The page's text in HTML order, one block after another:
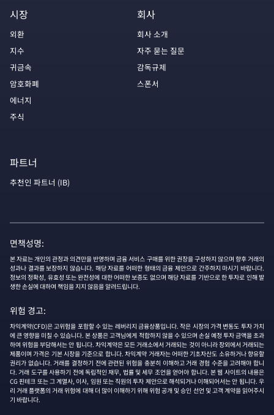
시장
외환
지수
귀금속
암호화폐
에너지
주식
회사
회사 소개
자주 묻는 질문
감독규제
스폰서
파트너
추천인 파트너 (IB)
면책성명:
본 자료는 개인의 관정과 의견만을 반영하며 금융 서비스 구매를 위한 권장을 구성하지 않으며 향후 거래의
성과나 결과를 보장하지 않습니다. 해당 자료를 어떠한 형태의 금융 제안으로 간주하지 마시기 바랍니다.
정보의 정확성, 유효성 또는 완전성에 대한 어떠한 보증도 없으며 해당 자료를 기반으로 한 투자로 인해 발
생한 손실에 대하여 책임을 지지 않음을 알려드립니다.
위험 경고:
차익계약(CFD)은 고위험을 포함할 수 있는 레버리지 금융상품입니다. 작은 시장의 가격 변동도 투자 가치
에 큰 영향을 미칠 수 있습니다. 본 상품은 고객님에게 적합하지 않을 수 있으며 손실 예정 투자 금액을 초과
하여 위험을 부담해서는 안 됩니다. 차익계약은 모든 거래소에서 거래되는 것이 아니라 장외에서 거래되는
제품이며 가격은 기본 시장을 기준으로 합니다. 차익계약 거래자는 어떠한 기초자산도 소유하거나 향유할
권리가 없습니다. 거래를 결정하기 전에 관련된 위험을 충분히 이해하고 거래 경험 수준을 고려해야 합니
다. 거래 도구를 사용하기 전에 독립적인 재무, 법률 및 세무 조언을 얻어야 합니다. 본 웹 사이트의 내용은
CG 핀테크 또는 그 계열사, 이사, 임원 또는 직원의 투자 제안으로 해석되거나 이해되어서는 안 됩니다. 우
리 거래 플랫폼의 거래 위험에 대해 더 많이 이해하기 위해 위험 공개 및 승인 선언 및 고객 계약을 읽어주시
기 바랍니다.